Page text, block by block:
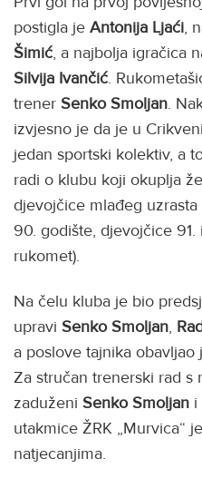
postigla je Antonija Ljaći,
Šimić, a najbolja igračica
Silvija Ivančić.
trener Senko Smoljan.
izvjesno je da je u
jedan sportski kolektiv, a
radi o klubu koji okuplja
djevojčice mlađeg
90. godište, djevojčice
rukomet).
Na čelu kluba je bio
upravi Senko Smoljan,
a poslove tajnika obavljao
Za stručan trenerski rad s
zaduženi Senko Smoljan i
utakmice ŽRK „Murvica“
natjecanjima.